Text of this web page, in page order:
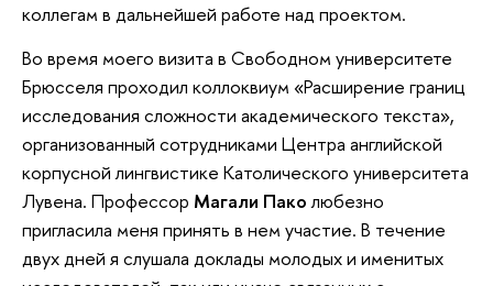
коллегам в дальнейшей работе над проектом.
Во время моего визита в Свободном университете
Брюсселя проходил коллоквиум «Расширение границ
исследования сложности академического текста»,
организованный сотрудниками Центра английской
корпусной лингвистике Католического университета
Лувена. Профессор Магали Паколюбезно
пригласила меня принять в нем участие. В течение
двух дней я слушала доклады молодых и именитых